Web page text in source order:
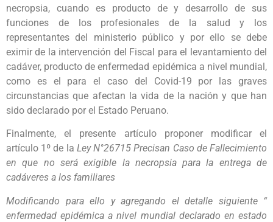
necropsia, cuando es producto de y desarrollo de sus
funciones de los profesionales de la salud y los
representantes del ministerio público y por ello se debe
eximir de la intervención del Fiscal para el levantamiento del
cadáver, producto de enfermedad epidémica a nivel mundial,
como es el para el caso del Covid-19 por las graves
circunstancias que afectan la vida de la nación y que han
sido declarado por el Estado Peruano.
Finalmente, el presente artículo proponer modificar el
artículo 1º de la Ley N°26715 Precisan Caso de Fallecimiento
en que no será exigible la necropsia para la entrega de
cadáveres a los familiares
Modificando para ello y agregando el detalle siguiente “
enfermedad epidémica a nivel mundial declarado en estado